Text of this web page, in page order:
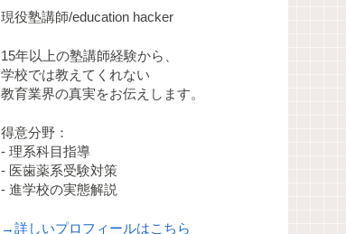
現役塾講師/education hacker
15年以上の塾講師経験から、
学校では教えてくれない
教育業界の真実をお伝えします。
得意分野：
- 理系科目指導
- 医歯薬系受験対策
- 進学校の実態解説
→詳しいプロフィールはこちら